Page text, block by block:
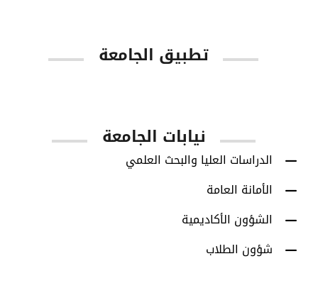
تطبيق الجامعة
نيابات الجامعة
الدراسات العليا والبحث العلمي
الأمانة العامة
الشؤون الأكاديمية
شؤون الطلاب